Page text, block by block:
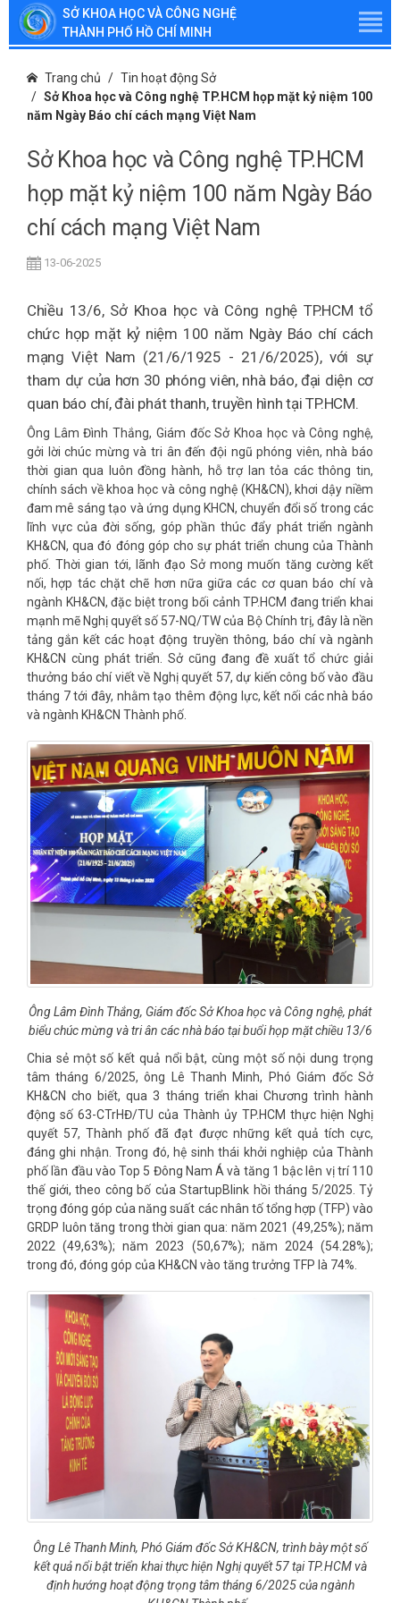
SỞ KHOA HỌC VÀ CÔNG NGHỆ
THÀNH PHỐ HỒ CHÍ MINH
Trang chủ
Tin hoạt động Sở
Sở Khoa học và Công nghệ TP.HCM họp mặt kỷ niệm 100
năm Ngày Báo chí cách mạng Việt Nam
Sở Khoa học và Công nghệ TP.HCM
họp mặt kỷ niệm 100 năm Ngày Báo
chí cách mạng Việt Nam
13-06-2025
Chiều 13/6, Sở Khoa học và Công nghệ TP.HCM tổ
chức họp mặt kỷ niệm 100 năm Ngày Báo chí cách
mạng Việt Nam (21/6/1925 - 21/6/2025), với sự
tham dự của hơn 30 phóng viên, nhà báo, đại diện cơ
quan báo chí, đài phát thanh, truyền hình tại TP.HCM.
Ông Lâm Đình Thắng, Giám đốc Sở Khoa học và Công nghệ,
gởi lời chúc mừng và tri ân đến đội ngũ phóng viên, nhà báo
thời gian qua luôn đồng hành, hỗ trợ lan tỏa các thông tin,
chính sách về khoa học và công nghệ (KH&CN), khơi dậy niềm
đam mê sáng tạo và ứng dụng KHCN, chuyển đổi số trong các
lĩnh vực của đời sống, góp phần thúc đẩy phát triển ngành
KH&CN, qua đó đóng góp cho sự phát triển chung của Thành
phố. Thời gian tới, lãnh đạo Sở mong muốn tăng cường kết
nối, hợp tác chặt chẽ hơn nữa giữa các cơ quan báo chí và
ngành KH&CN, đặc biệt trong bối cảnh TP.HCM đang triển khai
mạnh mẽ Nghị quyết số 57-NQ/TW của Bộ Chính trị, đây là nền
tảng gắn kết các hoạt động truyền thông, báo chí và ngành
KH&CN cùng phát triển. Sở cũng đang đề xuất tổ chức giải
thưởng báo chí viết về Nghị quyết 57, dự kiến công bố vào đầu
tháng 7 tới đây, nhằm tạo thêm động lực, kết nối các nhà báo
và ngành KH&CN Thành phố.
Ông Lâm Đình Thắng, Giám đốc Sở Khoa học và Công nghệ, phát
biểu chúc mừng và tri ân các nhà báo tại buổi họp mặt chiều 13/6
Chia sẻ một số kết quả nổi bật, cùng một số nội dung trọng
tâm tháng 6/2025, ông Lê Thanh Minh, Phó Giám đốc Sở
KH&CN cho biết, qua 3 tháng triển khai Chương trình hành
động số 63-CTrHĐ/TU của Thành ủy TP.HCM thực hiện Nghị
quyết 57, Thành phố đã đạt được những kết quả tích cực,
đáng ghi nhận. Trong đó, hệ sinh thái khởi nghiệp của Thành
phố lần đầu vào Top 5 Đông Nam Á và tăng 1 bậc lên vị trí 110
thế giới, theo công bố của StartupBlink hồi tháng 5/2025. Tỷ
trọng đóng góp của năng suất các nhân tố tổng hợp (TFP) vào
GRDP luôn tăng trong thời gian qua: năm 2021 (49,25%); năm
2022 (49,63%); năm 2023 (50,67%); năm 2024 (54.28%);
trong đó, đóng góp của KH&CN vào tăng trưởng TFP là 74%.
Ông Lê Thanh Minh, Phó Giám đốc Sở KH&CN, trình bày một số
kết quả nổi bật triển khai thực hiện Nghị quyết 57 tại TP.HCM và
định hướng hoạt động trọng tâm tháng 6/2025 của ngành